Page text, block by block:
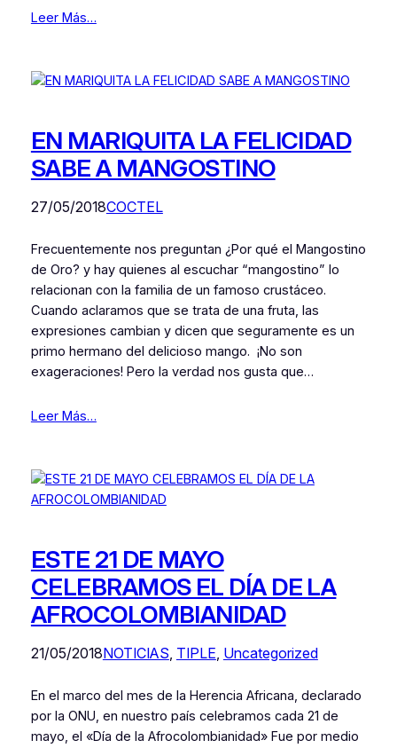
Leer Más…
EN MARIQUITA LA FELICIDAD
SABE A MANGOSTINO
27/05/2018COCTEL
Frecuentemente nos preguntan ¿Por qué el Mangostino
de Oro? y hay quienes al escuchar “mangostino” lo
relacionan con la familia de un famoso crustáceo.
Cuando aclaramos que se trata de una fruta, las
expresiones cambian y dicen que seguramente es un
primo hermano del delicioso mango. ¡No son
exageraciones! Pero la verdad nos gusta que…
Leer Más…
ESTE 21 DE MAYO
CELEBRAMOS EL DÍA DE LA
AFROCOLOMBIANIDAD
21/05/2018NOTICIAS, TIPLE, Uncategorized
En el marco del mes de la Herencia Africana, declarado
por la ONU, en nuestro país celebramos cada 21 de
mayo, el «Día de la Afrocolombianidad» Fue por medio